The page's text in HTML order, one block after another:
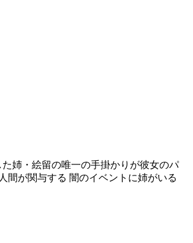
姉・絵留の唯一の手掛かりが彼女のパ
間が関与する 闇のイベントに姉がいる